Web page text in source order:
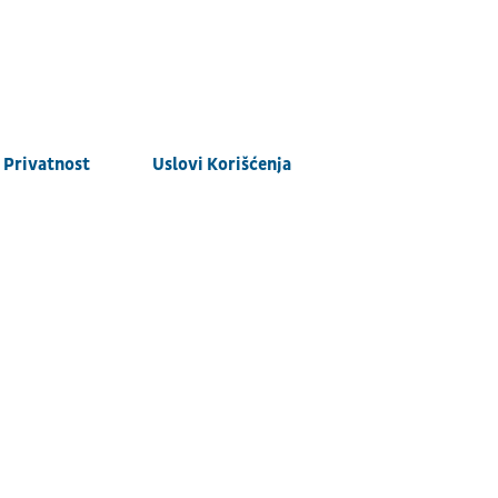
Privatnost
Uslovi Korišćenja